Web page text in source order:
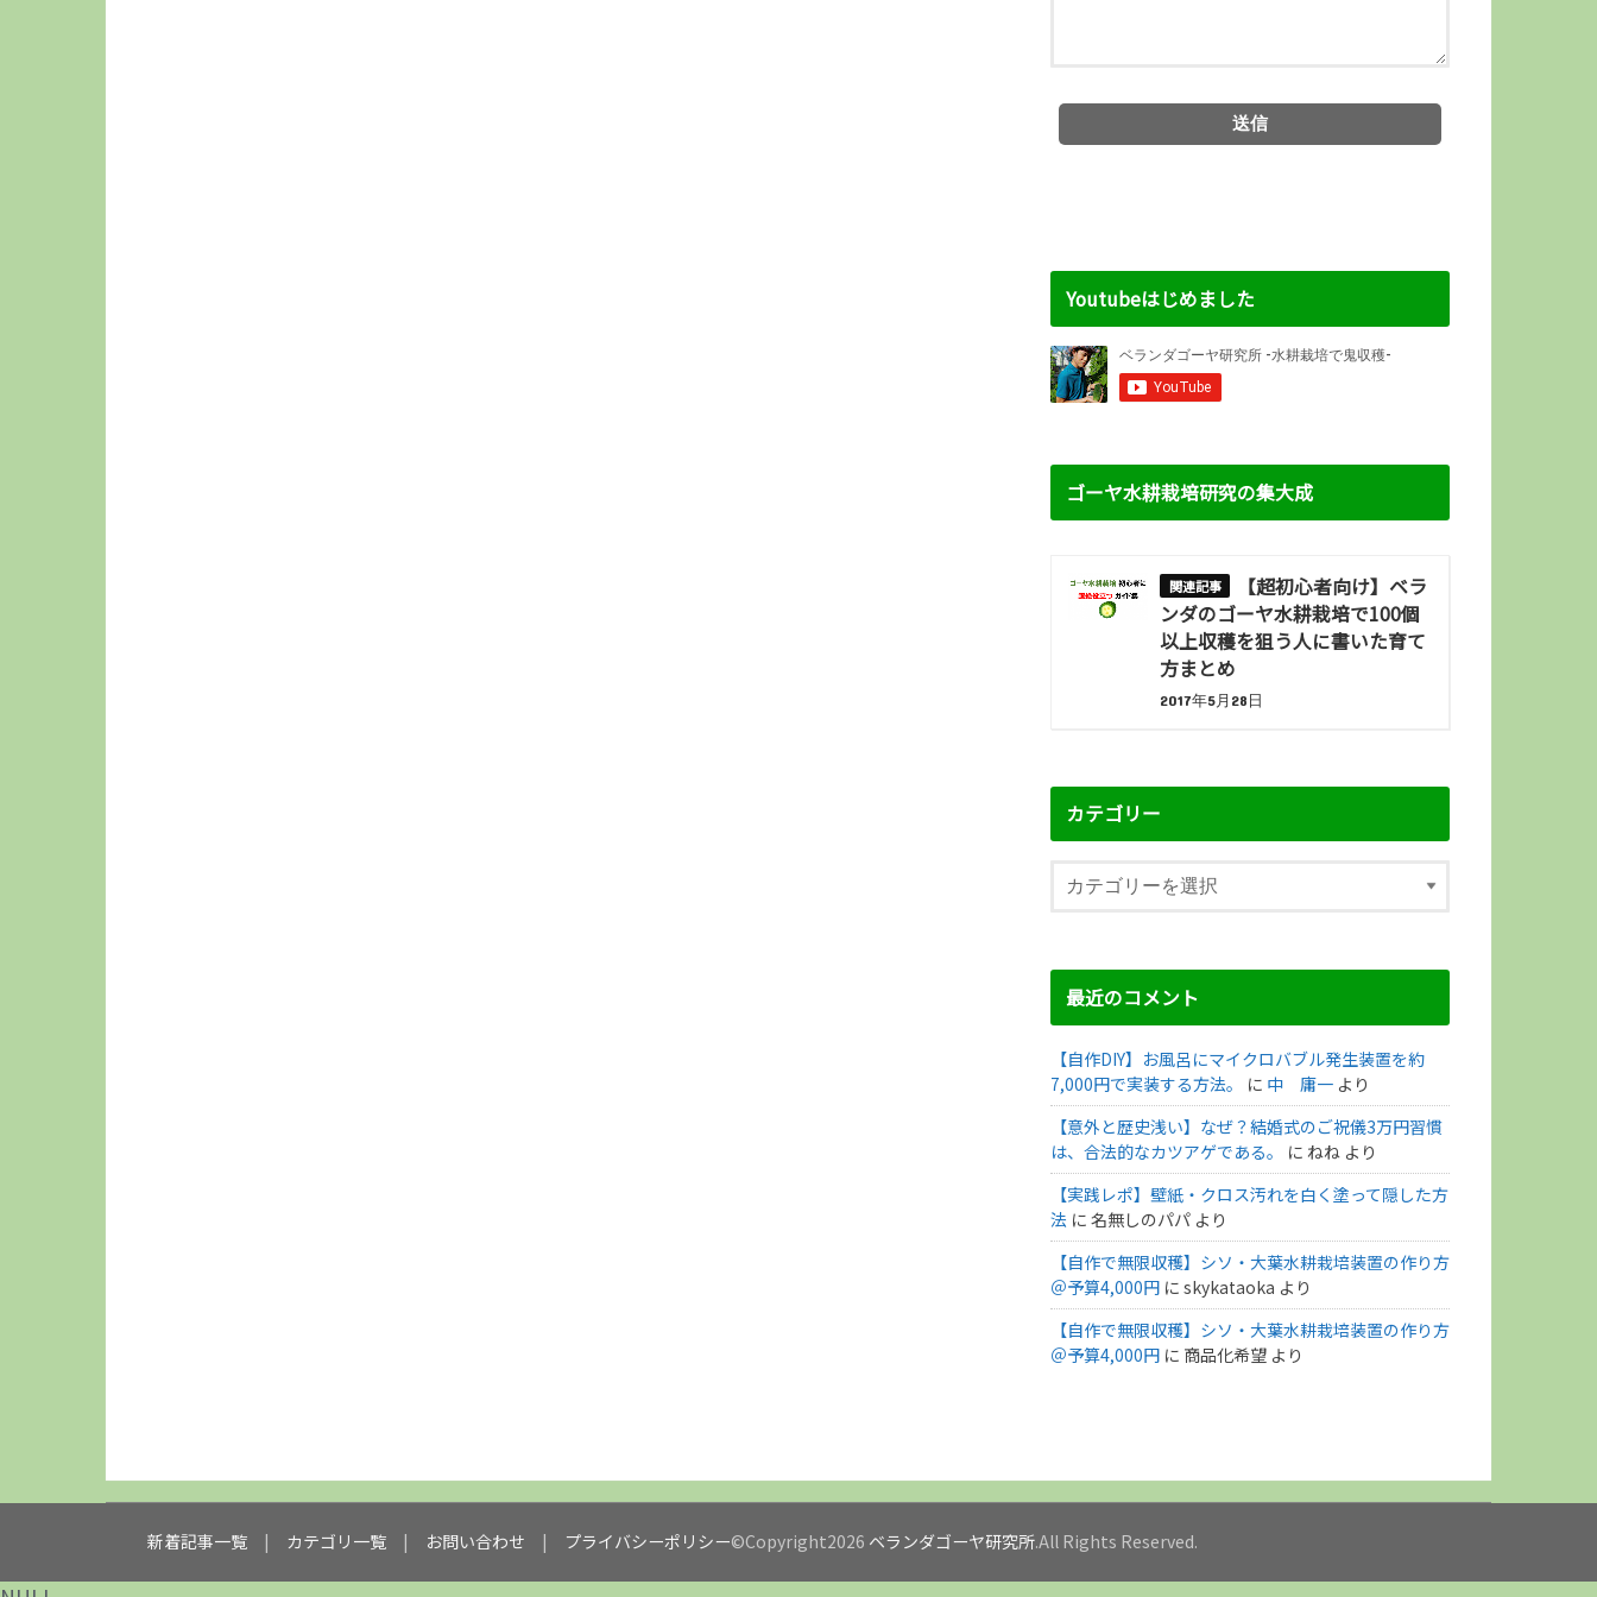
Youtubeはじめました
ゴーヤ水耕栽培研究の集大成
【超初心者向け】ベラ
ンダのゴーヤ水耕栽培で100個
以上収穫を狙う人に書いた育て
方まとめ
2017年5月28日
カテゴリー
最近のコメント
【自作DIY】お風呂にマイクロバブル発生装置を約
7,000円で実装する方法。
に 中 庸一 より
【意外と歴史浅い】なぜ？結婚式のご祝儀3万円習慣
は、合法的なカツアゲである。
に ねね より
【実践レポ】壁紙・クロス汚れを白く塗って隠した方
法 に 名無しのパパ より
【自作で無限収穫】シソ・大葉水耕栽培装置の作り方
＠予算4,000円 に skykataoka より
【自作で無限収穫】シソ・大葉水耕栽培装置の作り方
＠予算4,000円 に 商品化希望 より
新着記事一覧 カテゴリ一覧 お問い合わせ プライバシーポリシー©Copyright2026 ベランダゴーヤ研究所.All Rights Reserved.